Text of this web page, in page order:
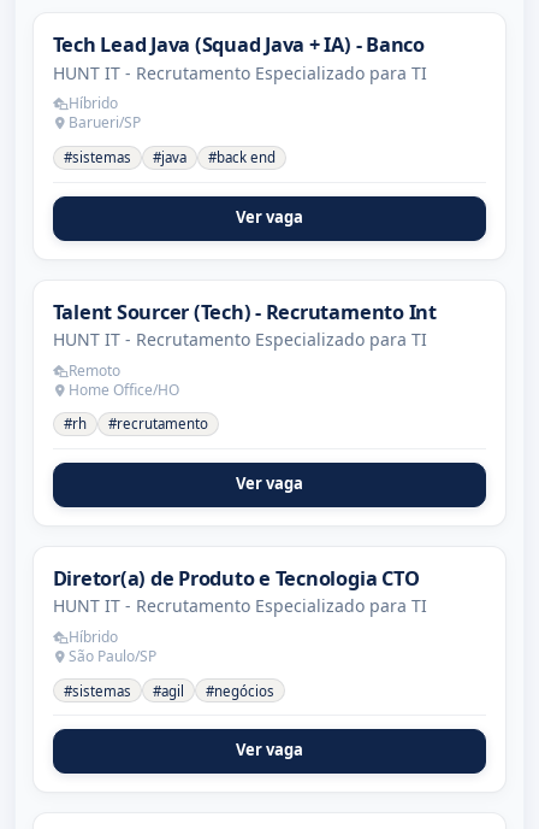
Tech Lead Java (Squad Java + IA) - Banco
HUNT IT - Recrutamento Especializado para TI
Híbrido
Barueri/SP
#sistemas #java #back end
Ver vaga
Talent Sourcer (Tech) - Recrutamento Int
HUNT IT - Recrutamento Especializado para TI
Remoto
Home Office/HO
#rh #recrutamento
Ver vaga
Diretor(a) de Produto e Tecnologia CTO
HUNT IT - Recrutamento Especializado para TI
Híbrido
São Paulo/SP
#sistemas #agil #negócios
Ver vaga